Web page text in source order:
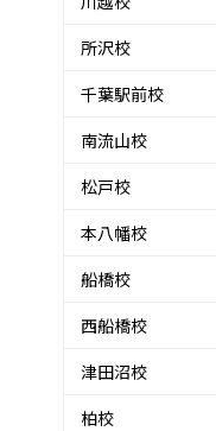
所沢校
千葉駅前校
南流山校
松戸校
本八幡校
船橋校
西船橋校
津田沼校
柏校